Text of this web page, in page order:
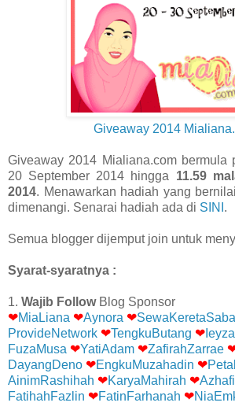
Giveaway 2014
Giveaway 2014 Mialiana.com bermula
20 September 2014 hingga 11.59
2014. Menawarkan hadiah yang bernilai
dimenangi. Senarai hadiah ada di SINI .
Semua blogger dijemput join untuk
Syarat-syaratnya :
1. Wajib FollowBlog Sponsor
❤MiaLiana ❤Aynora ❤
ProvideNetwork ❤TengkuButang ❤
FuzaMusa ❤YatiAdam ❤ZafirahZarrae
DayangDeno ❤EngkuMuzahadin ❤
AinimRashihah ❤KaryaMahirah ❤
FatihahFazlin ❤FatinFarhanah ❤